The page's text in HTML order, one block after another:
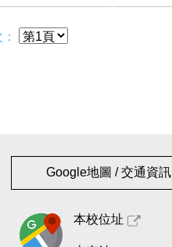
Google地圖 / 交通資訊
本校位址